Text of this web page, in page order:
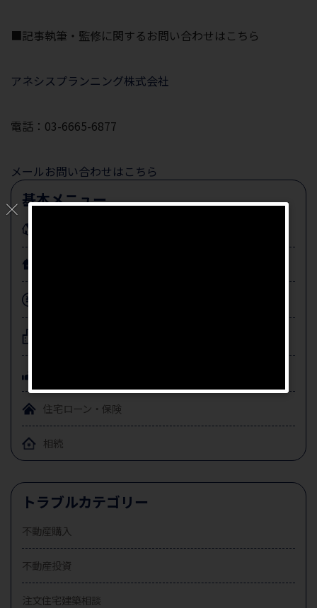
■記事執筆・監修に関するお問い合わせはこちら
アネシスプランニング株式会社
電話：03-6665-6877
メールお問い合わせはこちら
基本メニュー
住宅ローン・保険
相続
トラブルカテゴリー
不動産購入
不動産投資
注文住宅建築相談